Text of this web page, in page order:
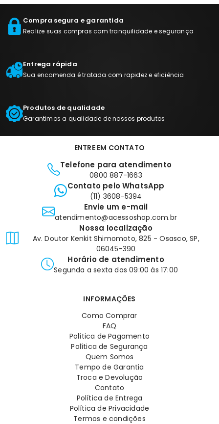
Compra segura e garantida
Realize suas compras com tranquilidade e segurança
Entrega rápida
Sua encomenda é tratada com rapidez e eficiência
Produtos de qualidade
Garantimos a qualidade de nossos produtos
ENTRE EM CONTATO
Telefone para atendimento
0800 887-1663
Contato pelo WhatsApp
(11) 3608-5394
Envie um e-mail
atendimento@acessoshop.com.br
Nossa localização
Av. Doutor Kenkit Shimomoto, 825 - Osasco, SP,
06045-390
Horário de atendimento
Segunda a sexta das 09:00 às 17:00
INFORMAÇÕES
Como Comprar
FAQ
Política de Pagamento
Política de Segurança
Quem Somos
Tempo de Garantia
Troca e Devolução
Contato
Política de Entrega
Política de Privacidade
Termos e condições